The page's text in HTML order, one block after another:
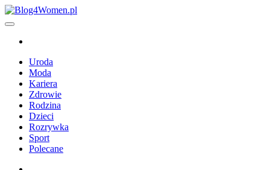
Przejdź
do
Uroda
Moda
Kariera
Zdrowie
Rodzina
Dzieci
Rozrywka
Sport
Polecane